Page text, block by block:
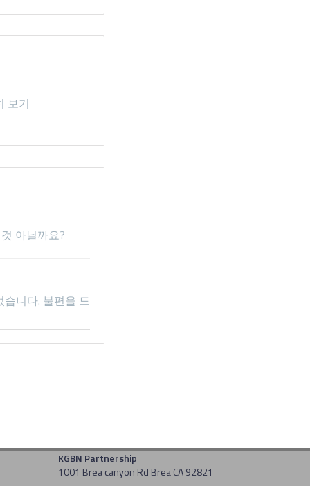
보기
아닐까요?
니다. 불편을 드
KGBN Partnership
1001 Brea canyon Rd Brea CA 92821